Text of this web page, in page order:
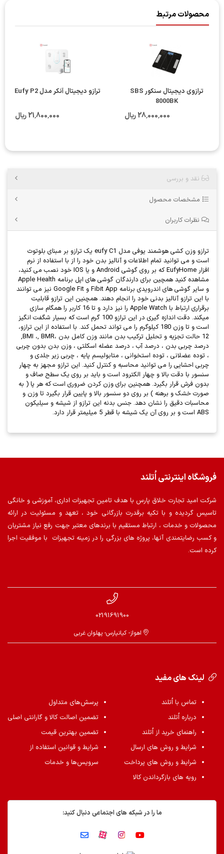
محصولات مرتبط
ترازوی دیجیتال سنکور SBS
8000BK
28٬000٬000 ریال
ترازو دیجیتال آنکر مدل Eufy P2
21٬800٬000 ریال
نقد و بررسی
مشخصات محصول
نظرات کاربران
ترازو وزن کشی هوشمند یوفی مدل eufy C1 یک ترازو بر مبنای بلوتوث
است و می توانید تمام اطلاعات و آنالیز بدن خود را از با استفاده از نرم
افزار EufyHome که بر روی گوشی Android و یا IOS خود نصب می کنید،
مشاهده کنید همچین برای دارندگان گوشی های اپل برنامه Apple Health
و سایر گوشی های اندرویدی برنامه Fibit App و Google Fit نیز می توانند
با این ترازو آنالیز بدنی خود را انجام دهند. همچنین این ترازو قابلیت
برقراری ارتباط با Apple Watch را نیز دارد و تا 16 کاربر را همگام سازی
میکند. دقت اندازه گیری در این ترازو 100 گرم است که بسیار شگفت انگیز
است و تا وزن 180 کیلوگرم را می تواند تحمل کند. با استفاده از این ترازو،
12 حالت تجزیه و تحلیل ترکیب بدن مانند وزن کامل بدن ،BMI ،, BMR,
درصد چربی بدن ، درصد آب ، درصد عضله اسکلتی ، وزن بدن بدون چربی
، توده عضلانی ، توده استخوانی ، متابولیسم پایه ، چربی زیر جلدی و
چربی احشایی را می توانید محاسبه و کنترل کنید. این ترازو مجهز به چهار
سنسور با دقت بالا و چهار الکترود است و باید بر روی یک سطح صاف و
بدون فرش قرار بگیرد. همچنین برای وزن کردن ضروری است که هر پا ( به
صورت خشک و برهنه ) بر روی دو سنسور بالا و پایین قرار بگیرد تا وزن و
محاسبات دقیق را نشان دهد. جنس بدنه این ترازو از شیشه و سیلیکون
ABS است و بر روی آن یک شیشه با قطر 5 میلیمتر قرار دارد.
فروشگاه اینترنتی اُتلند
شرکت امید تجارت خلاق پارس با هدف تامین تجهیزات اداری، آموزشی و خانگی
تاسیس گردیده و با تکیه برقدرت بازرگانی خود ، تعهد و مسئولیت در ارائه
محصولات و خدمات ، ارتباط مستقیم با برندهای معتبر جهت رفع نیاز مشتریان
و کسب رضایتمندی آنها، پروژه های بزرگی را در زمینه تجهیزات با موفقیت اجرا
کرده است.
02191691900
اهواز- کیانپارس- پهلوان غربی
لینک های مفید
تماس با اُتلند
درباره اُتلند
راهنمای خرید از اُتلند
شرایط و روش های ارسال
شرایط و روش های پرداخت
رویه های بازگرداندن کالا
پرسش‌های متداول
تضمین اصالت کالا و گارانتی اصلی
تضمین بهترین قیمت
شرایط و قوانین استفاده از
سرویس‌ها و خدمات
ما را در شبکه های اجتماعی دنبال کنید: